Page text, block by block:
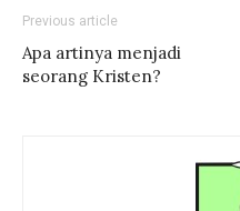
Previous article
Apa artinya menjadi
seorang Kristen?